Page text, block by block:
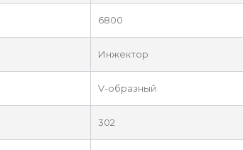
6800
Инжектор
V-образный
302